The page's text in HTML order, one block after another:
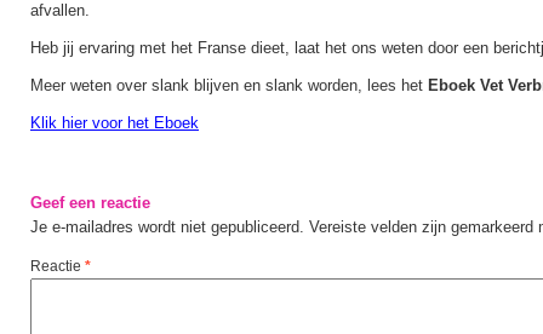
afvallen.
Heb jij ervaring met het Franse dieet, laat het ons weten door een
Meer weten over slank blijven en slank worden, lees het Eboek Vet
Klik hier voor het Eboek
Geef een reactie
Je e-mailadres wordt niet gepubliceerd. Vereiste velden zijn gemarkeerd
Reactie *